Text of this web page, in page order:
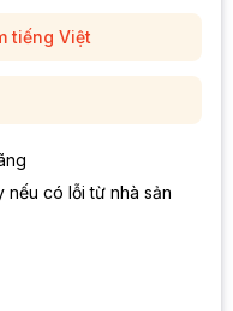
tiếng Việt
có lỗi từ nhà sản